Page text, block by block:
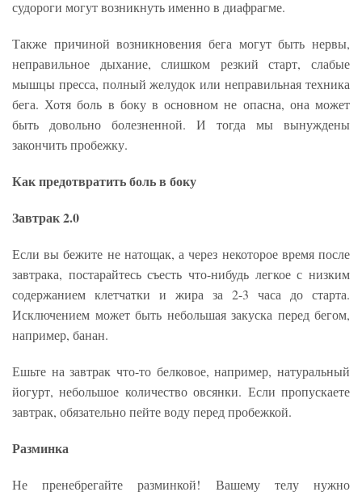
судороги могут возникнуть именно в диафрагме.
Также причиной возникновения бега могут быть нервы,
неправильное дыхание, слишком резкий старт, слабые
мышцы пресса, полный желудок или неправильная техника
бега. Хотя боль в боку в основном не опасна, она может
быть довольно болезненной. И тогда мы вынуждены
закончить пробежку.
Как предотвратить боль в боку
Завтрак 2.0
Если вы бежите не натощак, а через некоторое время после
завтрака, постарайтесь съесть что-нибудь легкое с низким
содержанием клетчатки и жира за 2-3 часа до старта.
Исключением может быть небольшая закуска перед бегом,
например, банан.
Ешьте на завтрак что-то белковое, например, натуральный
йогурт, небольшое количество овсянки. Если пропускаете
завтрак, обязательно пейте воду перед пробежкой.
Разминка
Не пренебрегайте разминкой! Вашему телу нужно